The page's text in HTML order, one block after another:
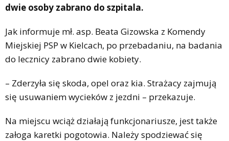
dwie osoby zabrano do szpitala.
Jak informuje mł. asp. Beata Gizowska z Komendy
Miejskiej PSP w Kielcach, po przebadaniu, na badania
do lecznicy zabrano dwie kobiety.
– Zderzyła się skoda, opel oraz kia. Strażacy zajmują
się usuwaniem wycieków z jezdni – przekazuje.
Na miejscu wciąż działają funkcjonariusze, jest także
załoga karetki pogotowia. Należy spodziewać się